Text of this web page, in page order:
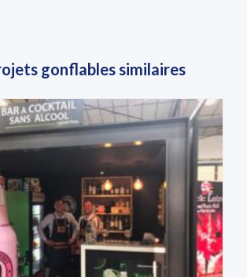
gonflables similaires